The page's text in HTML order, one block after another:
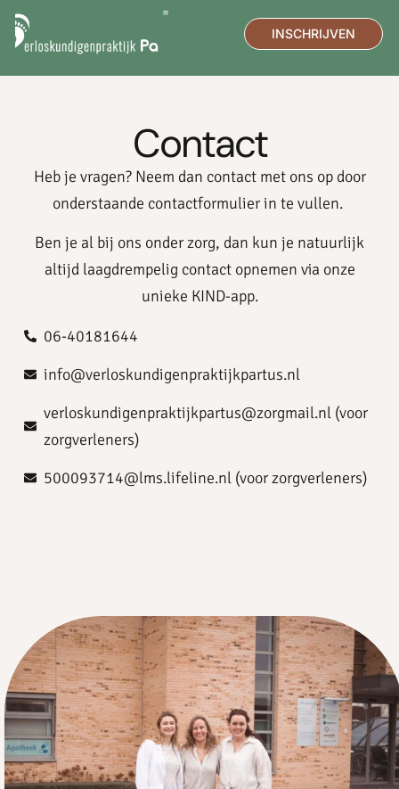
INSCHRIJVEN
Contact
Heb je vragen? Neem dan contact met ons op door
onderstaande contactformulier in te vullen.
Ben je al bij ons onder zorg, dan kun je natuurlijk
altijd laagdrempelig contact opnemen via onze
unieke KIND-app.
06-40181644
info@verloskundigenpraktijkpartus.nl
verloskundigenpraktijkpartus@zorgmail.nl (voor
zorgverleners)
500093714@lms.lifeline.nl (voor zorgverleners)